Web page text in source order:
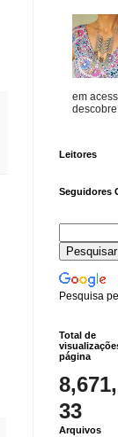
em
Leitores
Seguidores
Pesquisa
Total de
página
33
Arquivos